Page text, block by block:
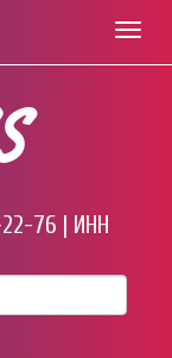
76 | ИНН